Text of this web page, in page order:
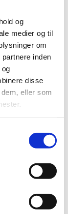
og
medier og til
om
inden
disse
eller som
Også
andre vil drage stor
på huden, og vi
plastikcupping
at stimulere